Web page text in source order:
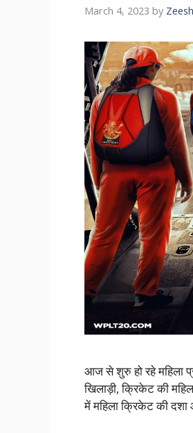
March 4, 2023 by
आज से शुरु हो रहे महिला
खिलाड़ी, क्रिकेट की
में महिला क्रिकेट की